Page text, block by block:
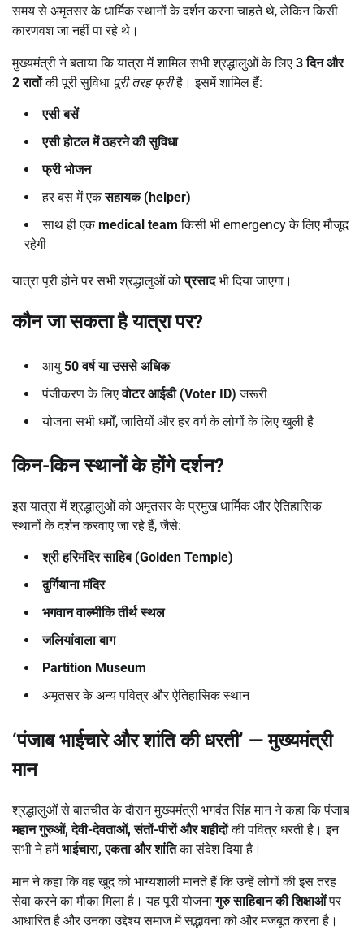
समय से अमृतसर के धार्मिक स्थानों के दर्शन करना चाहते थे, लेकिन किसी
कारणवश जा नहीं पा रहे थे।
मुख्यमंत्री ने बताया कि यात्रा में शामिल सभी श्रद्धालुओं के लिए 3दिन और
2रातोंकी पूरी सुविधा पूरी तरह फ्रीहै। इसमें शामिल हैं:
एसी बसें
एसी होटल में ठहरने की सुविधा
फ्री भोजन
हर बस में एकसहायक (helper)
साथ ही एकmedical team किसी भी emergency के लिए मौजूद
रहेगी
यात्रा पूरी होने पर सभी श्रद्धालुओं कोप्रसादभी दिया जाएगा।
कौन जा सकता है यात्रा पर?
आयु 50वर्ष या उससे अधिक
पंजीकरण के लिएवोटर आईडी (Voter ID) जरूरी
योजना सभी धर्मों, जातियों और हर वर्ग के लोगों के लिए खुली है
किन-किन स्थानों के होंगे दर्शन?
इस यात्रा में श्रद्धालुओं को अमृतसर के प्रमुख धार्मिक और ऐतिहासिक
स्थानों के दर्शन करवाए जा रहे हैं, जैसे:
श्री हरिमंदिर साहिब (Golden Temple)
दुर्गियाना मंदिर
भगवान वाल्मीकि तीर्थ स्थल
जलियांवाला बाग
Partition Museum
अमृतसर के अन्य पवित्र और ऐतिहासिक स्थान
‘पंजाब भाईचारे और शांति की धरती’ —मुख्यमंत्री
मान
श्रद्धालुओं से बातचीत के दौरान मुख्यमंत्री भगवंत सिंह मान ने कहा कि पंजाब
महान गुरुओं,देवी-देवताओं,संतों-पीरों और शहीदोंकी पवित्र धरती है। इन
सभी ने हमेंभाईचारा,एकता और शांतिका संदेश दिया है।
मान ने कहा कि वह खुद को भाग्यशाली मानते हैं कि उन्हें लोगों की इस तरह
सेवा करने का मौका मिला है। यह पूरी योजनागुरु साहिबान की शिक्षाओंपर
आधारित है और उनका उद्देश्य समाज में सद्भावना को और मजबूत करना है।